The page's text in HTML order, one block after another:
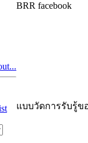
BRR facebook
แบบวัดการรับรู้ข